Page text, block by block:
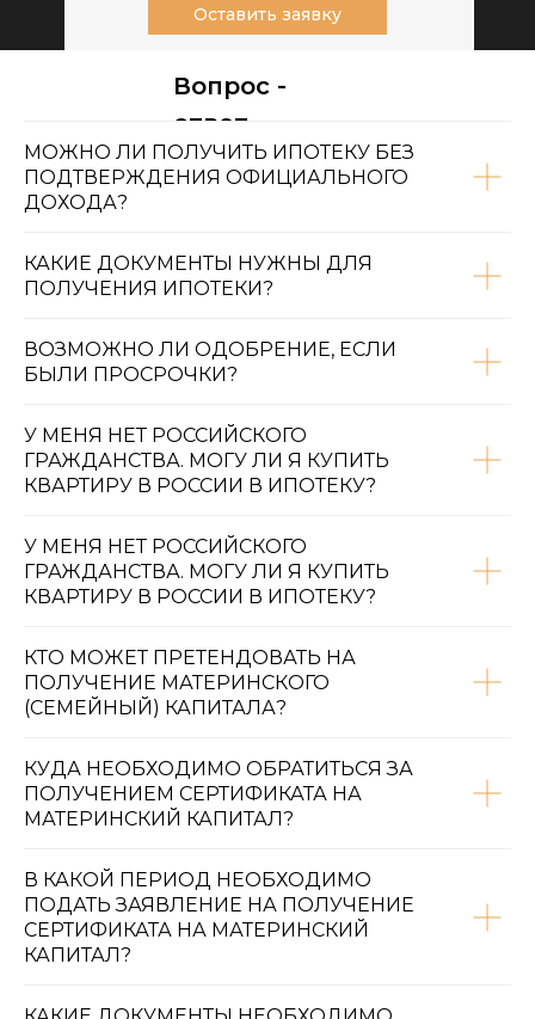
Оставить заявку
Вопрос -
ответ
МОЖНО ЛИ ПОЛУЧИТЬ ИПОТЕКУ БЕЗ
ПОДТВЕРЖДЕНИЯ ОФИЦИАЛЬНОГО
ДОХОДА?
КАКИЕ ДОКУМЕНТЫ НУЖНЫ ДЛЯ
ПОЛУЧЕНИЯ ИПОТЕКИ?
ВОЗМОЖНО ЛИ ОДОБРЕНИЕ, ЕСЛИ
БЫЛИ ПРОСРОЧКИ?
У МЕНЯ НЕТ РОССИЙСКОГО
ГРАЖДАНСТВА. МОГУ ЛИ Я КУПИТЬ
КВАРТИРУ В РОССИИ В ИПОТЕКУ?
У МЕНЯ НЕТ РОССИЙСКОГО
ГРАЖДАНСТВА. МОГУ ЛИ Я КУПИТЬ
КВАРТИРУ В РОССИИ В ИПОТЕКУ?
КТО МОЖЕТ ПРЕТЕНДОВАТЬ НА
ПОЛУЧЕНИЕ МАТЕРИНСКОГО
(СЕМЕЙНЫЙ) КАПИТАЛА?
КУДА НЕОБХОДИМО ОБРАТИТЬСЯ ЗА
ПОЛУЧЕНИЕМ СЕРТИФИКАТА НА
МАТЕРИНСКИЙ КАПИТАЛ?
В КАКОЙ ПЕРИОД НЕОБХОДИМО
ПОДАТЬ ЗАЯВЛЕНИЕ НА ПОЛУЧЕНИЕ
СЕРТИФИКАТА НА МАТЕРИНСКИЙ
КАПИТАЛ?